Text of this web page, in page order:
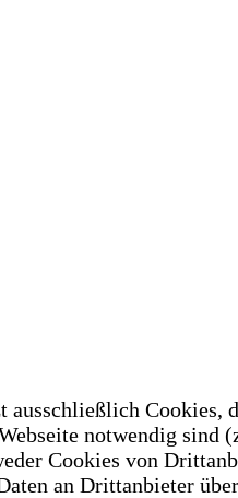
ausschließlich Cookies,
notwendig sind
Cookies von
an Drittanbieter